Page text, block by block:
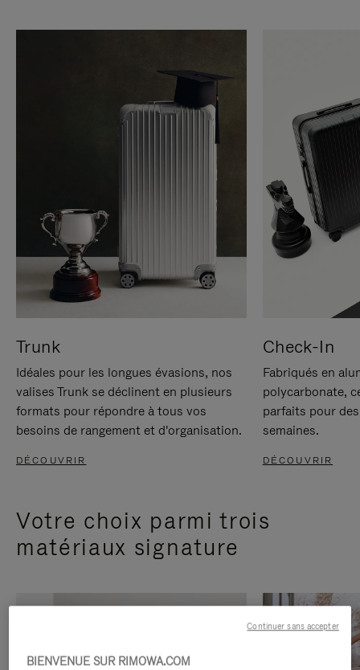
Trunk
Idéales pour les longues évasions, nos
valises Trunk se déclinent en plusieurs
formats pour répondre à tous vos
besoins de rangement et d'organisation.
DÉCOUVRIR
Check-In
Fabriqués en
polycarbonate,
parfaits pour
semaines.
DÉCOUVRIR
Votre choix parmi trois
matériaux signature
BIENVENUE SUR RIMOWA.COM
Continuer sans accepter